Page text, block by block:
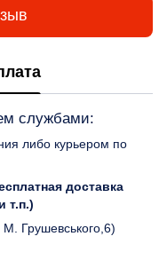
службами:
либо курьером по
доставка
т.п.)
Грушевського,6)